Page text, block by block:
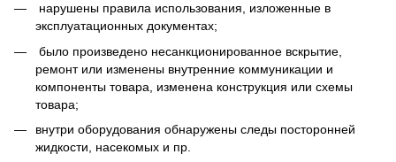
нарушены правила использования, изложенные в
эксплуатационных документах;
было произведено несанкционированное вскрытие,
ремонт или изменены внутренние коммуникации и
компоненты товара, изменена конструкция или схемы
товара;
внутри оборудования обнаружены следы посторонней
жидкости, насекомых и пр.